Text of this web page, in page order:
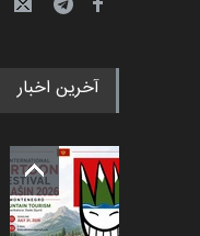
آخرین اخبار